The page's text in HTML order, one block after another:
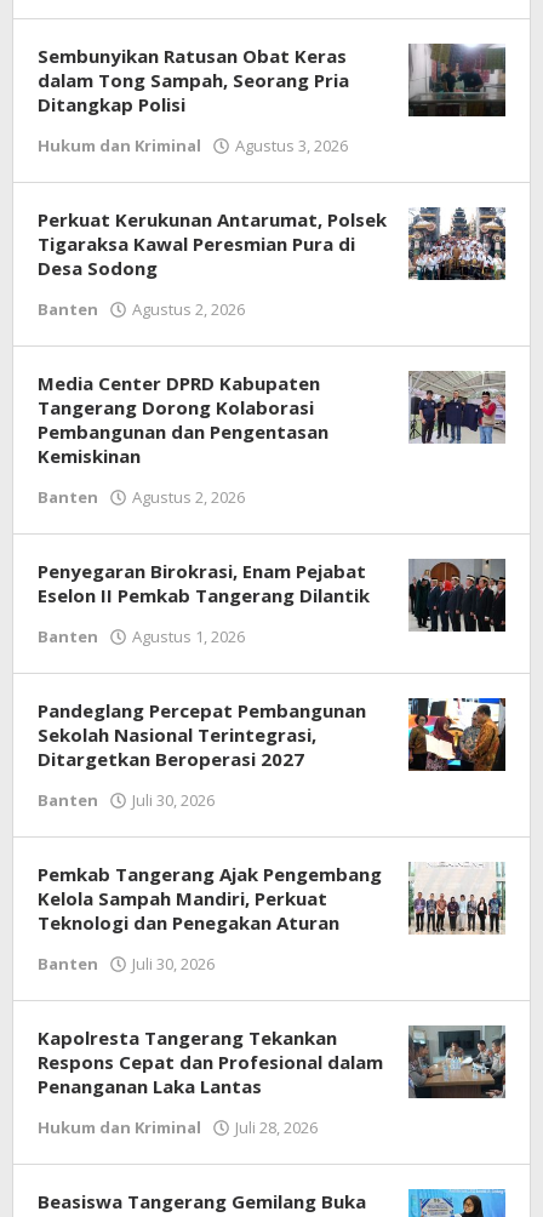
Sembunyikan Ratusan Obat Keras
dalam Tong Sampah, Seorang Pria
Ditangkap Polisi
Hukum dan Kriminal Agustus 3, 2026
Perkuat Kerukunan Antarumat, Polsek
Tigaraksa Kawal Peresmian Pura di
Desa Sodong
Banten Agustus 2, 2026
Media Center DPRD Kabupaten
Tangerang Dorong Kolaborasi
Pembangunan dan Pengentasan
Kemiskinan
Banten Agustus 2, 2026
Penyegaran Birokrasi, Enam Pejabat
Eselon II Pemkab Tangerang Dilantik
Banten Agustus 1, 2026
Pandeglang Percepat Pembangunan
Sekolah Nasional Terintegrasi,
Ditargetkan Beroperasi 2027
Banten Juli 30, 2026
Pemkab Tangerang Ajak Pengembang
Kelola Sampah Mandiri, Perkuat
Teknologi dan Penegakan Aturan
Banten Juli 30, 2026
Kapolresta Tangerang Tekankan
Respons Cepat dan Profesional dalam
Penanganan Laka Lantas
Hukum dan Kriminal Juli 28, 2026
Beasiswa Tangerang Gemilang Buka